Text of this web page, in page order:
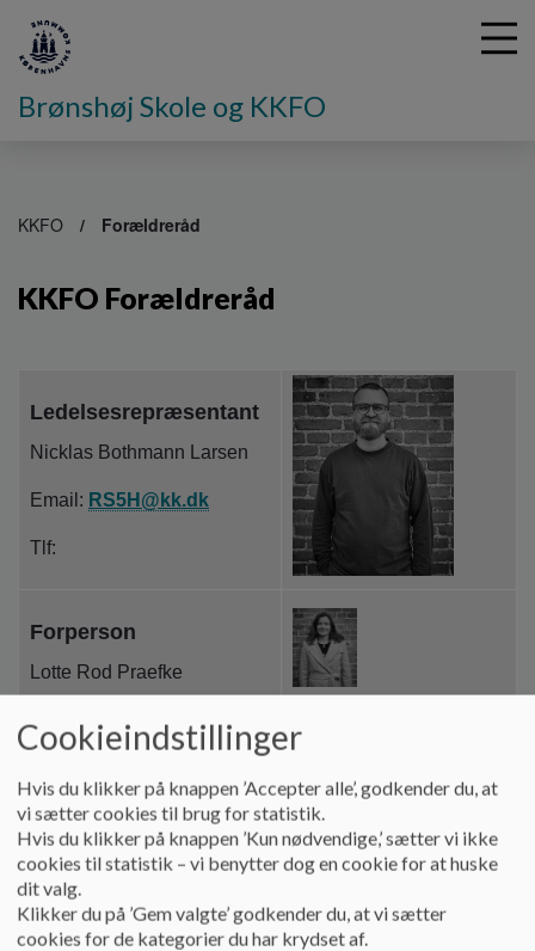
Brønshøj Skole og KKFO
KKFO Forældreråd
KKFO Forældreråd
Ledelsesrepræsentant
Nicklas Bothmann Larsen
Email: RS5H@kk.dk
Tlf:
Forperson
Lotte Rod Praefke
Forældrerepræsentant
Ann-Marie Skov Danielsen
Forældrerepræsentant
Christian Bækgaard Bach
Cookieindstillinger
Hvis du klikker på knappen ’Accepter alle’, godkender du, at
vi sætter cookies til brug for statistik.
Hvis du klikker på knappen ’Kun nødvendige,’ sætter vi ikke
cookies til statistik – vi benytter dog en cookie for at huske
dit valg.
Klikker du på ’Gem valgte’ godkender du, at vi sætter
cookies for de kategorier du har krydset af.